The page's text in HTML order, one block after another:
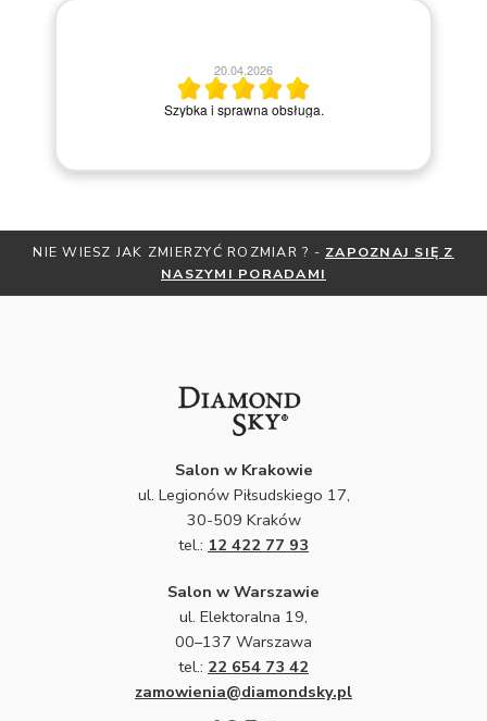
Miły kontakt telefoniczny z pracownikiem sklepu. Krok
kroku prowadziła przez zakup pierścionka online.
JAK ZMIERZYĆ ROZMIAR ? -ZAPOZNAJ SIĘ Z
NASZYMI PORADAMI
Salon w Krakowie
ul. Legionów Piłsudskiego 17,
30-509 Kraków
tel.: 12 422 77 93
Salon w Warszawie
ul. Elektoralna 19,
00–137 Warszawa
tel.: 22 654 73 42
zamowienia@diamondsky.pl